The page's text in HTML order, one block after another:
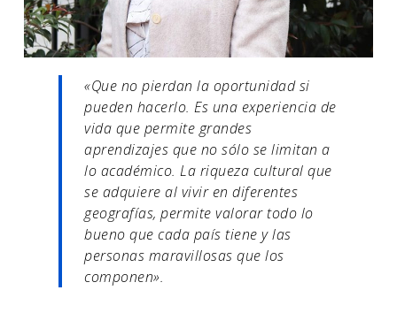
«Que no pierdan la oportunidad si
pueden hacerlo. Es una experiencia de
vida que permite grandes
aprendizajes que no sólo se limitan a
lo académico. La riqueza cultural que
se adquiere al vivir en diferentes
geografías, permite valorar todo lo
bueno que cada país tiene y las
personas maravillosas que los
componen».